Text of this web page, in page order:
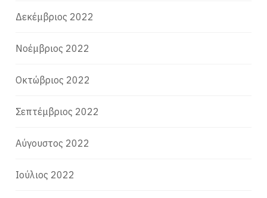
Δεκέμβριος 2022
Νοέμβριος 2022
Οκτώβριος 2022
Σεπτέμβριος 2022
Αύγουστος 2022
Ιούλιος 2022